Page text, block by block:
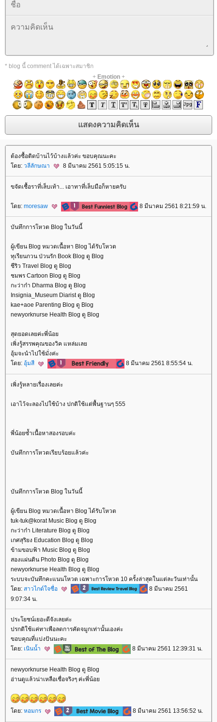
* blog นี้ comment ได้เฉพาะสมาชิก
+ Emotion+
ต้องซื้อติดบ้านไว้บ้างแล้วค่ะ ขอบคุณนะคะ
ดย: วลีลักษณา 8 มีนาคม 2561 5:05:15 น.
ขจัดเชื้อราที่เล็บเท้า... เอาทาที่เล็บมือก็หายครับ
ดย: moresaw 8 มีนาคม 2561 8:21:59 น.
บันทึกการโหวต Blog ในวันนี้
ผู้เขียน Blog หมวดเนื้อหา Blog ได้รับโหวต
ทุเรียนกวน ป่วนรัก Book Blog ดู Blog
ชีริว Travel Blog ดู Blog
ชมพร Cartoon Blog ดู Blog
กะว่าก๋า Dharma Blog ดู Blog
Insignia_Museum Diarist ดู Blog
kae+aoe Parenting Blog ดู Blog
newyorknurse Health Blog ดู Blog
สุดยอดเลยค่ะพี่น้อ
เพิ่งรู้สรรพคุณของวิค แหล่มเล
อุ้มจะนำไปใช้มั่งค่ะ
ดย: อุ้มสี 8 มีนาคม 2561 8:55:54 น.
เพิ่งรู้หลายเรื่องเลยค่ะ
เอาไว้จะลองไปใช้บ้าง ปกติใช้แต่พื้นฐานๆ 555
พี่น้อยซ้ำเนื้อหาสองรอบค่ะ
บันทึกการโหวตเรียบร้อยแล้วค่ะ
บันทึกการโหวต Blog ในวันนี้
ผู้เขียน Blog หมวดเนื้อหา Blog ได้รับโหวต
tuk-tuk@korat Music Blog ดู Blog
กะว่าก๋า Literature Blog ดู Blog
เกศสุริยง Education Blog ดู Blog
ข้ามขอบฟ้า Music Blog ดู Blog
สองแผ่นดิน Photo Blog ดู Blog
newyorknurse Health Blog ดู Blog
ระบบจะบันทึกคะแนนโหวต เฉพาะการโหวต 10 ครั้งล่าสุดในแต่ละวันเท่านั้น
ดย: สาวไกด์ใจซื่อ
8 มีนาคม 2561
9:07:34 น.
ประโยชน์เยอะดีจังเลยค่ะ
ปรกติใช้แค่ทาเพือลดการคัดจมูกเท่านั้นเองค่ะ
ขอบคุณที่แบ่งปันนะคะ
ดย: เนินน้ำ 8 มีนาคม 2561 12:39:31 น.
newyorknurse Health Blog ดู Blog
อ่านดูแล้วน่าเหลือเชื่อจริงๆ ค่ะพี่น้อ
ดย: หอมกร 8 มีนาคม 2561 13:56:52 น.